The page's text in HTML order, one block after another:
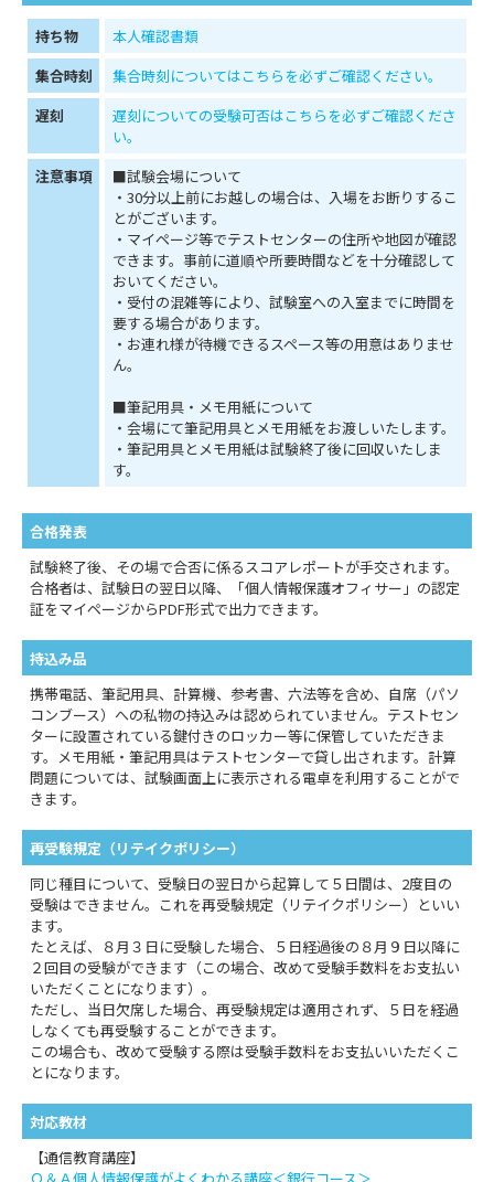
持ち物
本人確認書類
集合時刻
集合時刻についてはこちらを必ずご確認ください。
遅刻
遅刻についての受験可否はこちらを必ずご確認くださ
い。
注意事項
■試験会場について
・30分以上前にお越しの場合は、入場をお断りするこ
とがございます。
・マイページ等でテストセンターの住所や地図が確認
できます。事前に道順や所要時間などを十分確認して
おいてください。
・受付の混雑等により、試験室への入室までに時間を
要する場合があります。
・お連れ様が待機できるスペース等の用意はありませ
ん。
■筆記用具・メモ用紙について
・会場にて筆記用具とメモ用紙をお渡しいたします。
・筆記用具とメモ用紙は試験終了後に回収いたしま
す。
合格発表
試験終了後、その場で合否に係るスコアレポートが手交されます。
合格者は、試験日の翌日以降、「個人情報保護オフィサー」の認定
証をマイページからPDF形式で出力できます。
持込み品
携帯電話、筆記用具、計算機、参考書、六法等を含め、自席（パソ
コンブース）への私物の持込みは認められていません。テストセン
ターに設置されている鍵付きのロッカー等に保管していただきま
す。メモ用紙・筆記用具はテストセンターで貸し出されます。計算
問題については、試験画面上に表示される電卓を利用することがで
きます。
再受験規定（リテイクポリシー）
同じ種目について、受験日の翌日から起算して５日間は、2度目の
受験はできません。これを再受験規定（リテイクポリシー）といい
ます。
たとえば、８月３日に受験した場合、５日経過後の８月９日以降に
２回目の受験ができます（この場合、改めて受験手数料をお支払い
いただくことになります）。
ただし、当日欠席した場合、再受験規定は適用されず、５日を経過
しなくても再受験することができます。
この場合も、改めて受験する際は受験手数料をお支払いいただくこ
とになります。
対応教材
【通信教育講座】